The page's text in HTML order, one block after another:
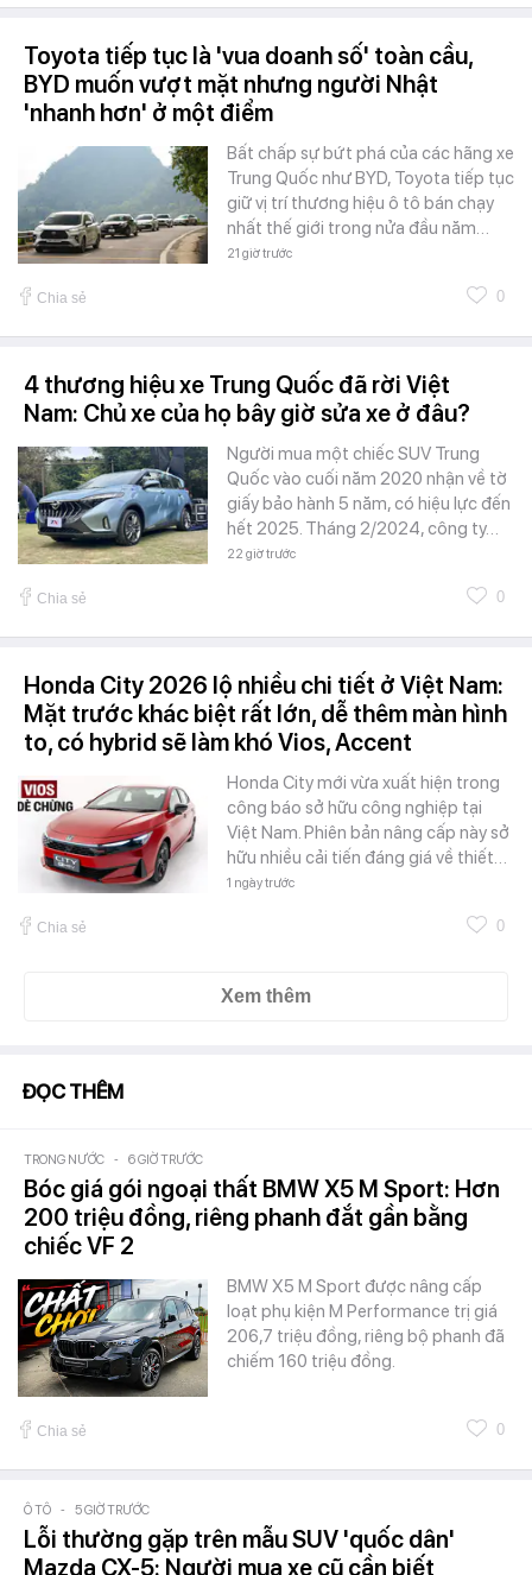
Toyota tiếp tục là 'vua doanh số' toàn cầu,
BYD muốn vượt mặt nhưng người Nhật
'nhanh hơn' ở một điểm
Bất chấp sự bứt phá của các hãng xe
Trung Quốc như BYD, Toyota tiếp tục
giữ vị trí thương hiệu ô tô bán chạy
nhất thế giới trong nửa đầu năm…
21 giờ trước
Chia sẻ 0
4 thương hiệu xe Trung Quốc đã rời Việt
Nam: Chủ xe của họ bây giờ sửa xe ở đâu?
Người mua một chiếc SUV Trung
Quốc vào cuối năm 2020 nhận về tờ
giấy bảo hành 5 năm, có hiệu lực đến
hết 2025. Tháng 2/2024, công ty…
22 giờ trước
Chia sẻ 0
Honda City 2026 lộ nhiều chi tiết ở Việt Nam:
Mặt trước khác biệt rất lớn, dễ thêm màn hình
to, có hybrid sẽ làm khó Vios, Accent
Honda City mới vừa xuất hiện trong
công báo sở hữu công nghiệp tại
Việt Nam. Phiên bản nâng cấp này sở
hữu nhiều cải tiến đáng giá về thiết…
1 ngày trước
Chia sẻ 0
Xem thêm
ĐỌC THÊM
TRONG NƯỚC - 6 GIỜ TRƯỚC
Bóc giá gói ngoại thất BMW X5 M Sport: Hơn
200 triệu đồng, riêng phanh đắt gần bằng
chiếc VF 2
BMW X5 M Sport được nâng cấp
loạt phụ kiện M Performance trị giá
206,7 triệu đồng, riêng bộ phanh đã
chiếm 160 triệu đồng.
Chia sẻ 0
Ô TÔ - 5 GIỜ TRƯỚC
Lỗi thường gặp trên mẫu SUV 'quốc dân'
Mazda CX-5: Người mua xe cũ cần biết